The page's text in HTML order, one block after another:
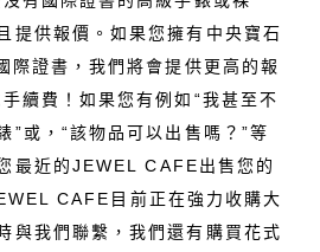
提供報價。如果您擁有中央寶石
際證書，我們將會提供更高的報
續費！如果您有例如“我甚至不
”或，“該物品可以出售嗎？”等
最近的JEWEL CAFE出售您的
CAFE目前正在強力收購大
與我們聯繫，我們還有購買花式